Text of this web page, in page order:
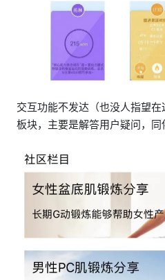
交互功能不发达（也没人指望
板块，主要是解答用户疑问，同